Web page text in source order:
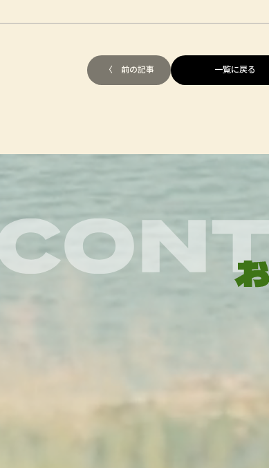
〈 前の記事 一覧に戻る